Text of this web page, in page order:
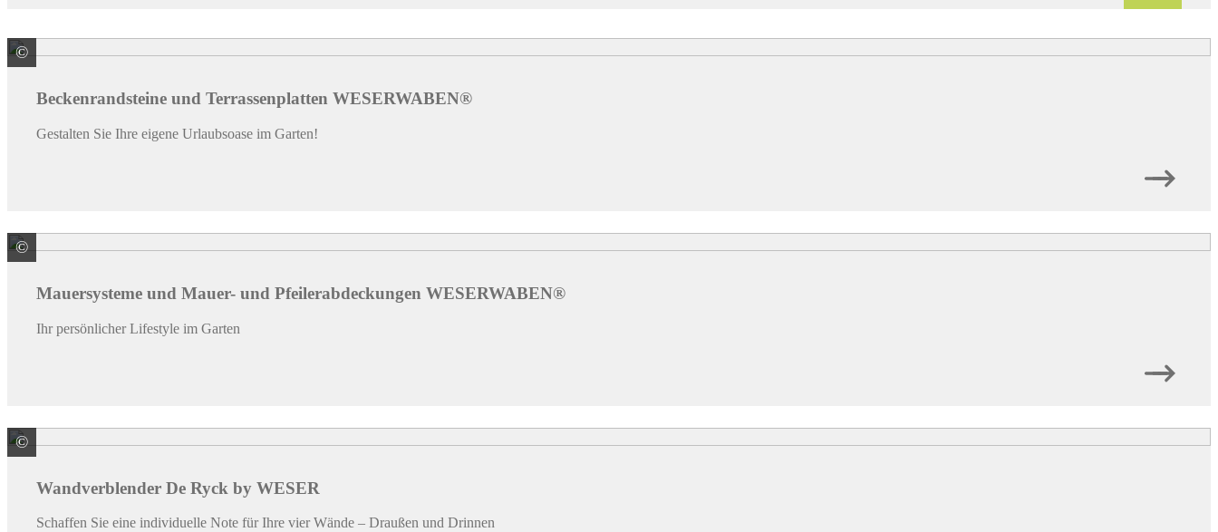
© WESER Bauelemente-Werk GmbH WESERWABEN
Beckenrandsteine und Terrassenplatten WESERWABEN®
Gestalten Sie Ihre eigene Urlaubsoase im Garten!
© WESER Bauelemente-Werk GmbH WESERWABEN
Mauersysteme und Mauer- und Pfeilerabdeckungen WESERWABEN®
Ihr persönlicher Lifestyle im Garten
© WESER Bauelemente-Werk GmbH WESERWABEN
Wandverblender De Ryck by WESER
Schaffen Sie eine individuelle Note für Ihre vier Wände – Draußen und Drinnen